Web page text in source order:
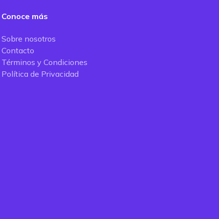
Conoce más
Sobre nosotros
Contacto
Términos y Condiciones
Política de Privacidad